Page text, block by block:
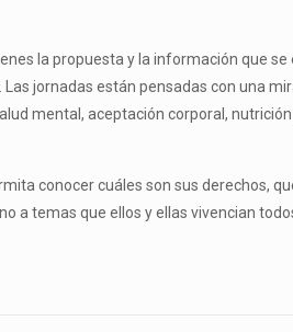
la propuesta y la información que se
jornadas están pensadas con una
mental, aceptación corporal,
conocer cuáles son sus derechos,
a temas que ellos y ellas vivencian